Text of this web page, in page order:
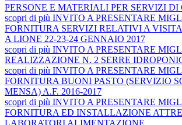
PERSONE E MATERIALI PER SERVIZI DI
scopri di più INVITO A PRESENTARE
FORNITURA SERVIZI RELATIVI A
A LIONE 22-23-24 GENNAIO 2017
scopri di più INVITO A PRESENTARE
REALIZZAZIONE N. 2 SERRE
scopri di più INVITO A PRESENTARE
FORNITURA BUONI PASTO (SERVIZIO
MENSA) A.F. 2016-2017
scopri di più INVITO A PRESENTARE
FORNITURA ED INSTALLAZIONE
LABORATORI ALIMENTAZIONE